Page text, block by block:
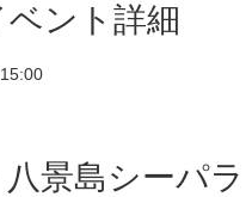
ベント詳細
景島シーパラ